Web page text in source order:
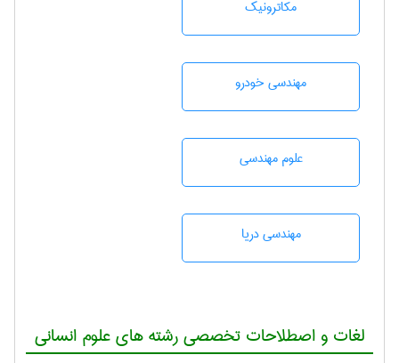
مکاترونیک
مهندسی خودرو
علوم مهندسی
مهندسی دریا
لغات و اصطلاحات تخصصی رشته های علوم انسانی